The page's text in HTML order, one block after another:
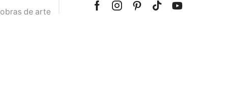
obras de arte
FacebookInstagramPinterest
Tik-Youtube